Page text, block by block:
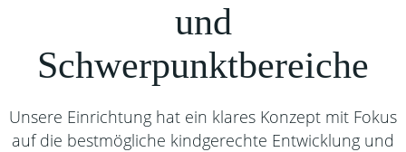
und
Schwerpunktbereiche
Unsere Einrichtung hat ein klares Konzept mit Fokus
auf die bestmögliche kindgerechte Entwicklung und